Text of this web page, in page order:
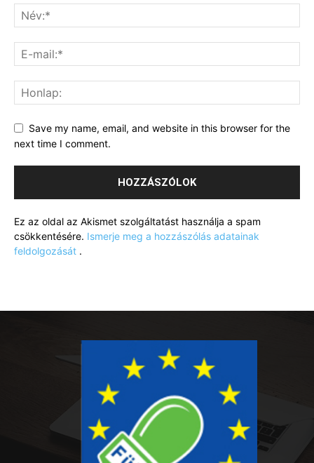
Save my name, email, and website in this browser for the
next time I comment.
Ez az oldal az Akismet szolgáltatást használja a spam
csökkentésére. Ismerje meg a hozzászólás adatainak
feldolgozását .